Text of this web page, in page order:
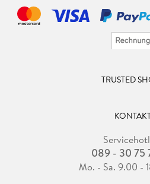
TRUSTED
089 - 30 75
Mo. - Sa. 9.00 -